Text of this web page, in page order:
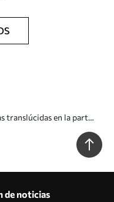
translúcidas en la parte
de noticias